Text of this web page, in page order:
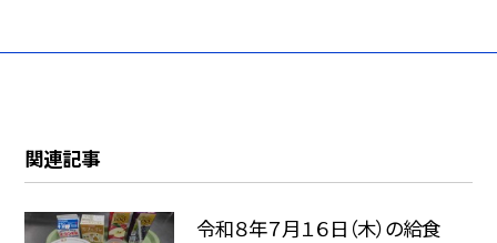
関連記事
令和８年７月１６日（木）の給食